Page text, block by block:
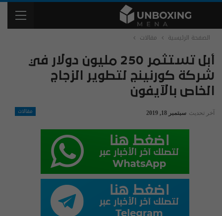
الصفحة الرئيسية مقالات
أبل تستثمر 250 مليون دولار في
شركة كورنينج لتطوير الزجاج
الخاص بالآيفون
مقالات آخر تحديث سبتمبر 18, 2019